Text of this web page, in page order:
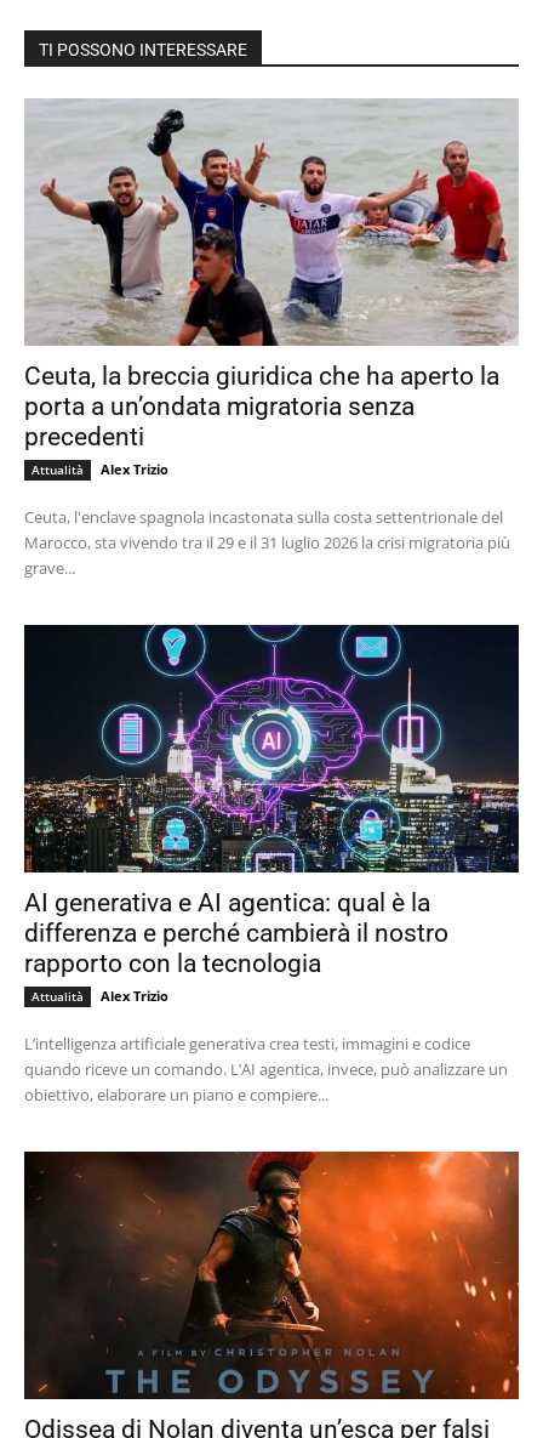
TI POSSONO INTERESSARE
Ceuta, la breccia giuridica che ha aperto la
porta a un’ondata migratoria senza
precedenti
Attualità Alex Trizio
Ceuta, l'enclave spagnola incastonata sulla costa settentrionale del
Marocco, sta vivendo tra il 29 e il 31 luglio 2026 la crisi migratoria più
grave...
AI generativa e AI agentica: qual è la
differenza e perché cambierà il nostro
rapporto con la tecnologia
Attualità Alex Trizio
L’intelligenza artificiale generativa crea testi, immagini e codice
quando riceve un comando. L’AI agentica, invece, può analizzare un
obiettivo, elaborare un piano e compiere...
Odissea di Nolan diventa un’esca per falsi